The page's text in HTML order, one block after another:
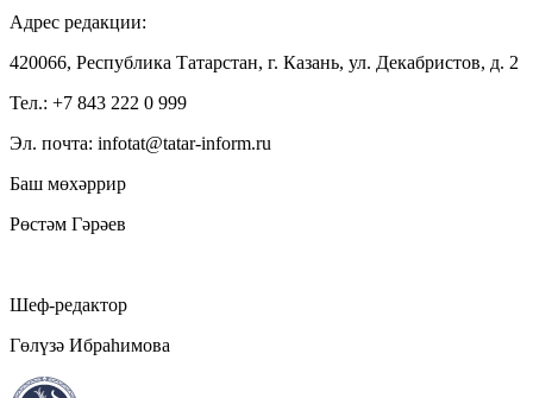
Адрес редакции:
420066, Республика Татарстан, г. Казань, ул. Декабристов, д. 2
Тел.: +7 843 222 0 999
Эл. почта: infotat@tatar-inform.ru
Баш мөхәррир
Рөстәм Гәрәев
Шеф-редактор
Гөлүзә Ибраһимова